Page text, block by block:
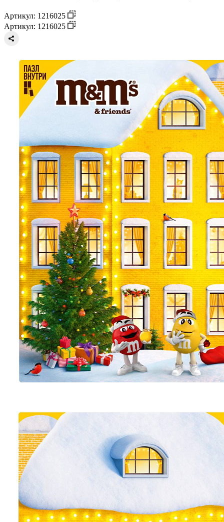
Артикул: 1216025
Артикул: 1216025